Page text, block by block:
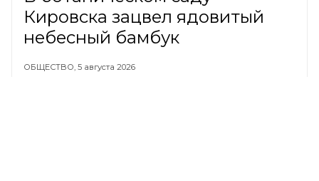
Кировска зацвел ядовитый
небесный бамбук
ОБЩЕСТВО, 5 августа 2026